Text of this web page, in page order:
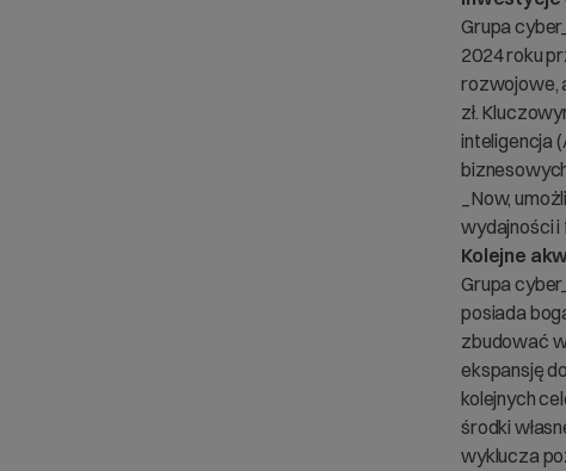
Grupa
2024 roku
rozwojowe,
zł.
inteligencja
_Now,
wydajności i
Kolejne
Grupa
posiada
zbudować
ekspansję
kolejnych
środki
wyklucza